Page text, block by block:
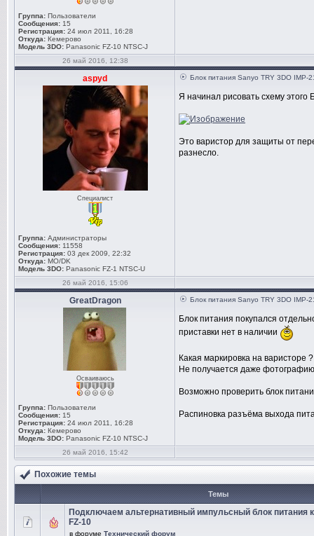
Группа: Пользователи
Сообщения: 15
Регистрация: 24 июл 2011, 16:28
Откуда: Кемерово
Модель 3DO: Panasonic FZ-10 NTSC-J
26 май 2016, 12:38
aspyd
Специалист
Группа: Администраторы
Сообщения: 11558
Регистрация: 03 дек 2009, 22:32
Откуда: MO/DK
Модель 3DO: Panasonic FZ-1 NTSC-U
Блок питания Sanyo TRY 3DO IMP-
Я начинал рисовать схему этого
Это варистор для защиты от
разнесло.
26 май 2016, 15:06
GreatDragon
Осваиваюсь
Группа: Пользователи
Сообщения: 15
Регистрация: 24 июл 2011, 16:28
Откуда: Кемерово
Модель 3DO: Panasonic FZ-10 NTSC-J
Блок питания Sanyo TRY 3DO IMP-
Блок питания покупался
приставки нет в наличии
Какая маркировка на варисторе ?
Не получается даже
Возможно проверить блок
Распиновка разъёма выхода
26 май 2016, 15:42
Похожие темы
Темы
Подключаем альтернативный импульсный блок питания
FZ-10
в форуме Технический форум